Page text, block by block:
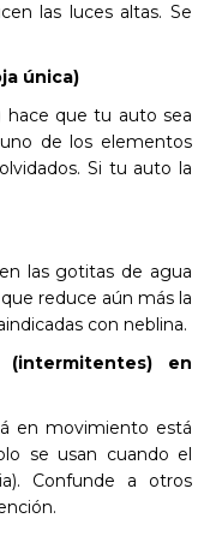
las luces altas. Se
única)
hace que tu auto sea
de los elementos
Si tu auto la
las gotitas de agua
reduce aún más la
con neblina.
en
en movimiento está
se usan cuando el
Confunde a otros